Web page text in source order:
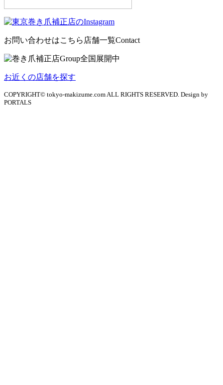
お問い合わせはこちら 店舗一覧Contact
お近くの店舗を探す
COPYRIGHT© tokyo-makizume.com ALL RIGHTS RESERVED. Design by
PORTALS